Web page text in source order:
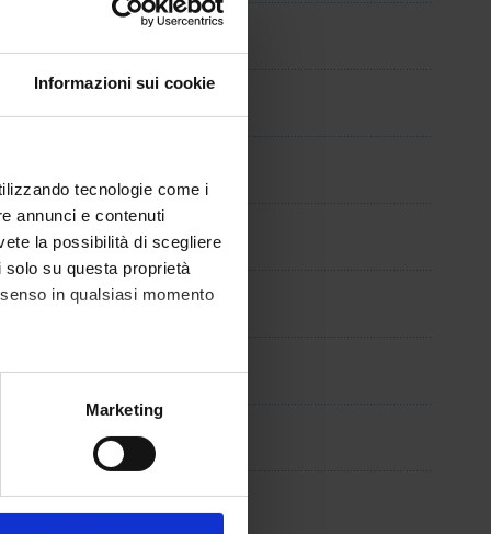
Informazioni sui cookie
tecnologie come i
annunci e contenuti
la possibilità di scegliere
su questa proprietà
in qualsiasi momento
metro,Marketing